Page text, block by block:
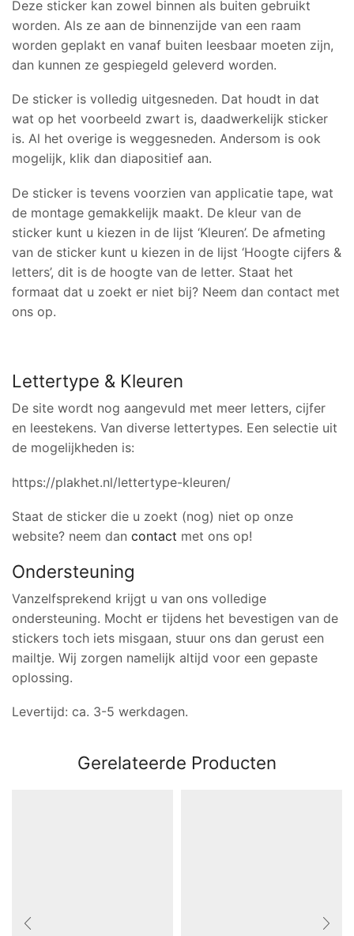
Deze sticker kan zowel binnen als buiten gebruikt
worden. Als ze aan de binnenzijde van een raam
worden geplakt en vanaf buiten leesbaar moeten zijn,
dan kunnen ze gespiegeld geleverd worden.
De sticker is volledig uitgesneden. Dat houdt in dat
wat op het voorbeeld zwart is, daadwerkelijk sticker
is. Al het overige is weggesneden. Andersom is ook
mogelijk, klik dan diapositief aan.
De sticker is tevens voorzien van applicatie tape, wat
de montage gemakkelijk maakt. De kleur van de
sticker kunt u kiezen in de lijst ‘Kleuren’. De afmeting
van de sticker kunt u kiezen in de lijst ‘Hoogte cijfers &
letters’, dit is de hoogte van de letter. Staat het
formaat dat u zoekt er niet bij? Neem dan contact met
ons op.
Lettertype & Kleuren
De site wordt nog aangevuld met meer letters, cijfer
en leestekens. Van diverse lettertypes. Een selectie uit
de mogelijkheden is:
https://plakhet.nl/lettertype-kleuren/
Staat de sticker die u zoekt (nog) niet op onze
website? neem dan contact met ons op!
Ondersteuning
Vanzelfsprekend krijgt u van ons volledige
ondersteuning. Mocht er tijdens het bevestigen van de
stickers toch iets misgaan, stuur ons dan gerust een
mailtje. Wij zorgen namelijk altijd voor een gepaste
oplossing.
Levertijd: ca. 3-5 werkdagen.
Gerelateerde Producten